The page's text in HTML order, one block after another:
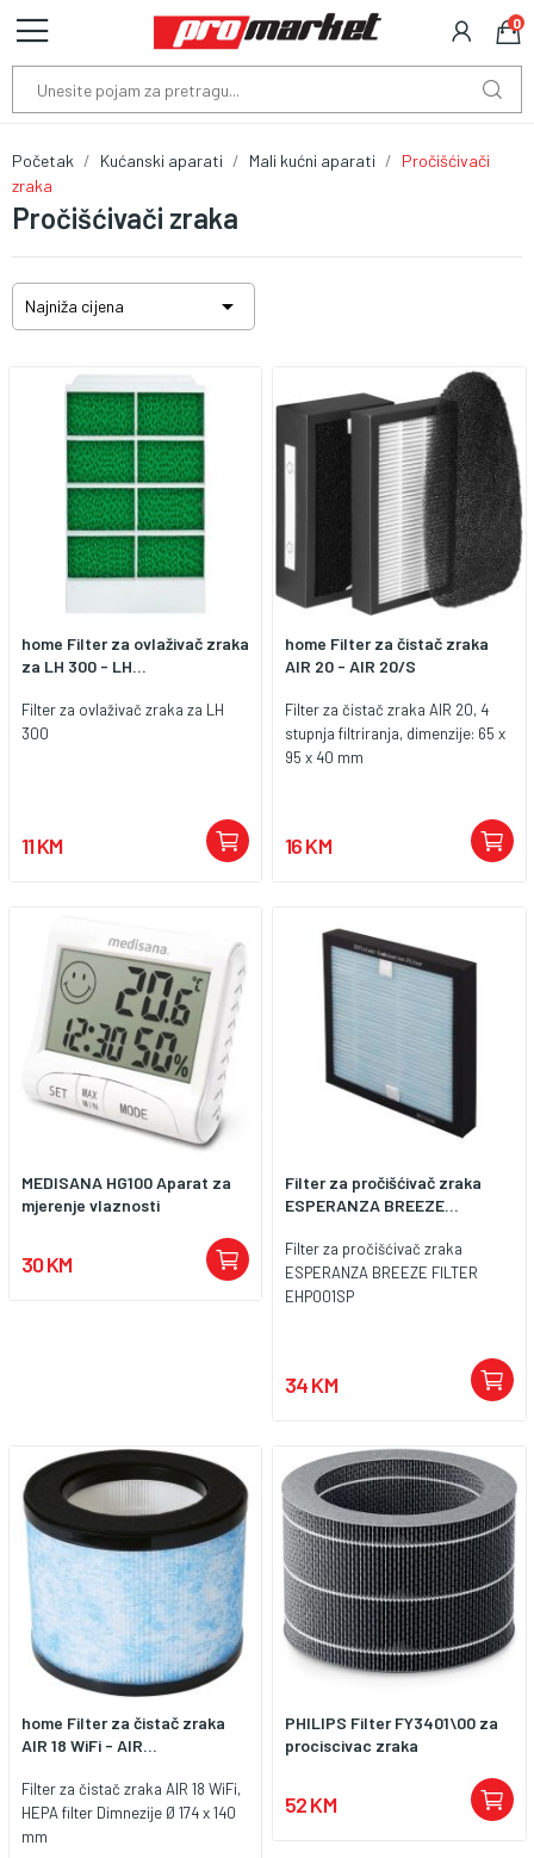
0
Pročišćivači zraka
Početak Kućanski aparati Mali kućni aparati
Pročišćivači
zraka
Najniža cijena 
home Filter za ovlaživač zraka
za LH 300 - LH...
Filter za ovlaživač zraka za LH
300
11 KM
home Filter za čistač zraka
AIR 20 - AIR 20/S
Filter za čistač zraka AIR 20, 4
stupnja filtriranja, dimenzije: 65 x
95 x 40 mm
16 KM
MEDISANA HG100 Aparat za
mjerenje vlaznosti
30 KM
Filter za pročišćivač zraka
ESPERANZA BREEZE...
Filter za pročišćivač zraka
ESPERANZA BREEZE FILTER
EHP001SP
34 KM
home Filter za čistač zraka
AIR 18 WiFi - AIR...
Filter za čistač zraka AIR 18 WiFi,
HEPA filter Dimnezije Ø 174 x 140
mm
PHILIPS Filter FY3401\00 za
prociscivac zraka
52 KM